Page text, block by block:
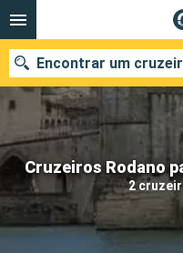
Cruzeiros Rodano
2
Encontrar um
Quando ir?
Data de partida